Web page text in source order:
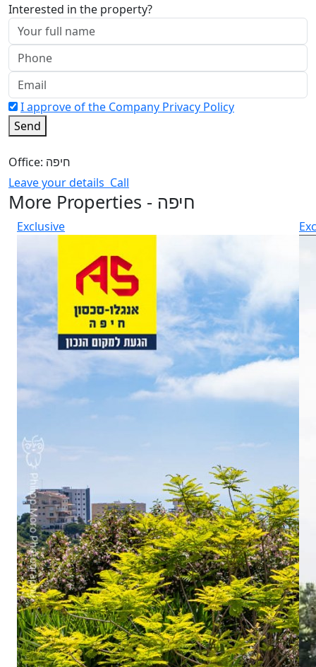
Interested in the property?
I approve of the Company Privacy Policy
Send
Office: חיפה
Leave your details Call
More Properties - חיפה
Exclusive